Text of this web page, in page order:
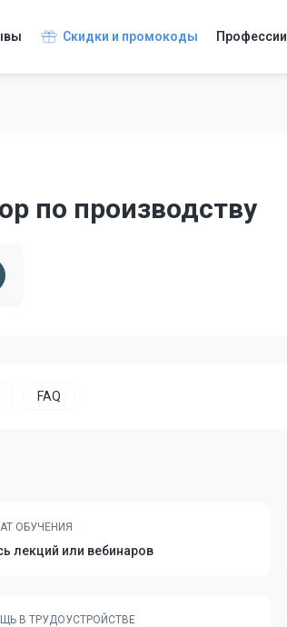
Скидки и промокоды Профессии
по производству
FAQ
ОБУЧЕНИЯ
лекций или вебинаров
В ТРУДОУСТРОЙСТВЕ